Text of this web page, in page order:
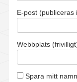
E-post (publiceras
Webbplats
Spara mitt